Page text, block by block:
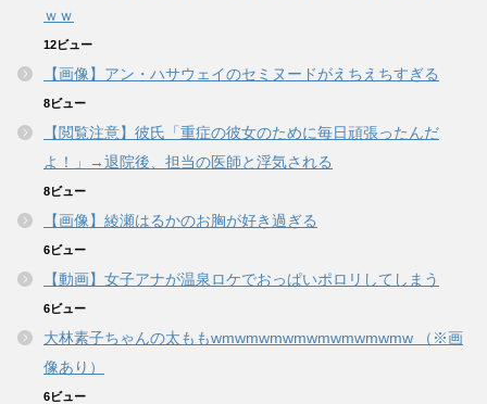
ｗｗ
12ビュー
【画像】アン・ハサウェイのセミヌードがえちえちすぎる
8ビュー
【閲覧注意】彼氏「重症の彼女のために毎日頑張ったんだ
よ！」→退院後、担当の医師と浮気される
8ビュー
【画像】綾瀬はるかのお胸が好き過ぎる
6ビュー
【動画】女子アナが温泉ロケでおっぱいポロリしてしまう
6ビュー
大林素子ちゃんの太ももwmwmwmwmwmwmwmwmw （※画
像あり）
6ビュー